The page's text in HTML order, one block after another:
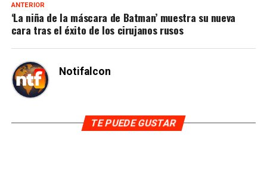
ANTERIOR
‘La niña de la máscara de Batman’ muestra su nueva
cara tras el éxito de los cirujanos rusos
Notifalcon
TE PUEDE GUSTAR